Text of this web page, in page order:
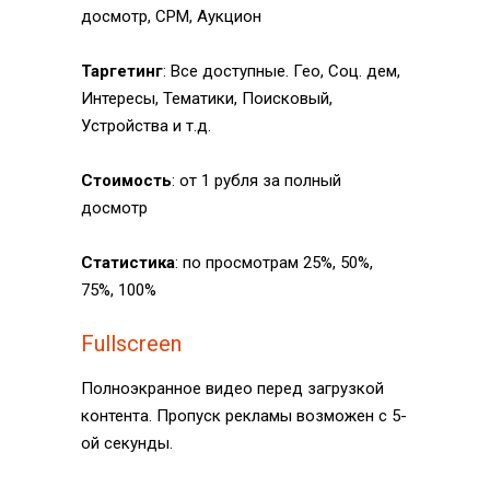
досмотр, CPM, Аукцион
Таргетинг: Все доступные. Гео, Соц. дем,
Интересы, Тематики, Поисковый,
Устройства и т.д.
Стоимость: от 1 рубля за полный
досмотр
Статистика: по просмотрам 25%, 50%,
75%, 100%
Fullscreen
Полноэкранное видео перед загрузкой
контента. Пропуск рекламы возможен с 5-
ой секунды.
ИНН: 026404939826
Портфолио FAQ